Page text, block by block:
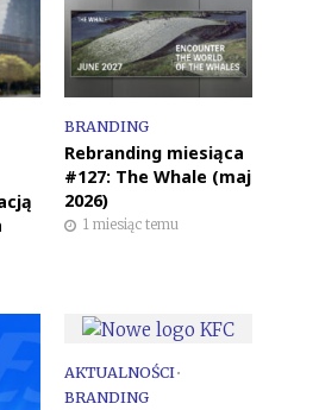
BRANDING
Rebranding miesiąca
#127: The Whale (maj
2026)
1 miesiąc temu
AKTUALNOŚCI•
BRANDING